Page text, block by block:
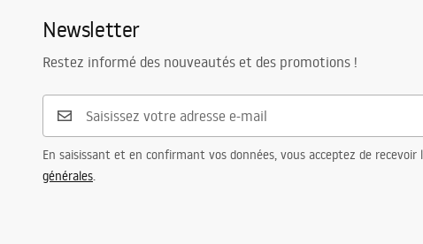
Newsletter
Restez informé des nouveautés et des promotions !
En saisissant et en confirmant vos données, vous acceptez de
générales.